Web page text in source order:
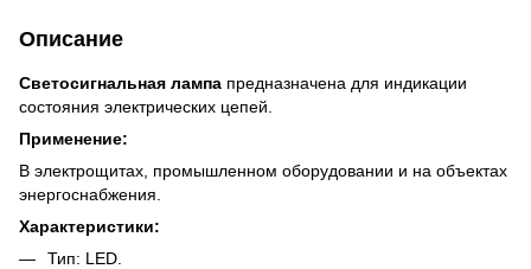
Описание
Светосигнальная лампа предназначена для индикации
состояния электрических цепей.
Применение:
В электрощитах, промышленном оборудовании и на объектах
энергоснабжения.
Характеристики:
Тип: LED.